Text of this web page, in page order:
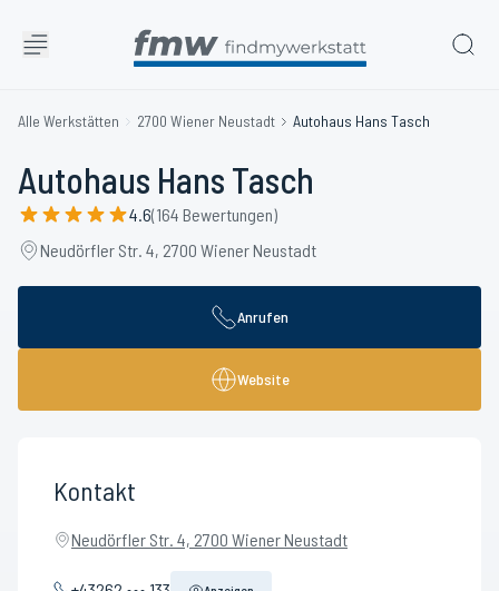
Alle Werkstätten 2700 Wiener Neustadt Autohaus Hans Tasch
Autohaus Hans Tasch
4.6(164 Bewertungen)
Neudörfler Str. 4, 2700 Wiener Neustadt
Anrufen
Website
Kontakt
Neudörfler Str. 4, 2700 Wiener Neustadt